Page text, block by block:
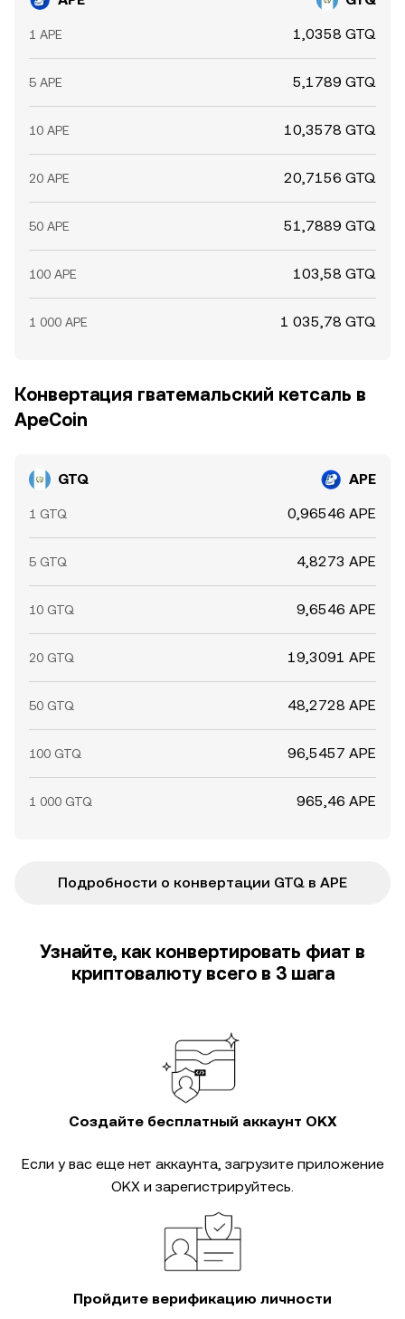
1 APE 1,0358 GTQ
5 APE 5,1789 GTQ
10 APE 10,3578 GTQ
20 APE 20,7156 GTQ
50 APE 51,7889 GTQ
100 APE 103,58 GTQ
1 000 APE 1 035,78 GTQ
Конвертация гватемальский кетсаль в
ApeCoin
GTQ APE
1 GTQ 0,96546 APE
5 GTQ 4,8273 APE
10 GTQ 9,6546 APE
20 GTQ 19,3091 APE
50 GTQ 48,2728 APE
100 GTQ 96,5457 APE
1 000 GTQ 965,46 APE
Подробности о конвертации GTQ в APE
Узнайте, как конвертировать фиат в
криптовалюту всего в 3 шага
Создайте бесплатный аккаунт OKX
Если у вас еще нет аккаунта, загрузите приложение
OKX и зарегистрируйтесь.
Пройдите верификацию личности